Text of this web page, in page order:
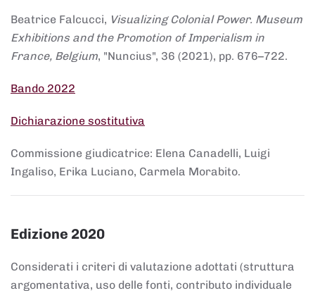
Beatrice Falcucci, Visualizing Colonial Power. Museum
Exhibitions and the Promotion of Imperialism in
France, Belgium, "Nuncius", 36 (2021), pp. 676–722.
Bando 2022
Dichiarazione sostitutiva
Commissione giudicatrice: Elena Canadelli, Luigi
Ingaliso, Erika Luciano, Carmela Morabito.
Edizione 2020
Considerati i criteri di valutazione adottati (struttura
argomentativa, uso delle fonti, contributo individuale